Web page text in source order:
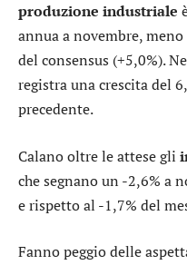
produzione industriale
annua a novembre,
del consensus (+5,0%).
registra una crescita del
precedente.
Calano oltre le attese gli
che segnano un -2,6% a
e rispetto al -1,7% del
Fanno peggio delle